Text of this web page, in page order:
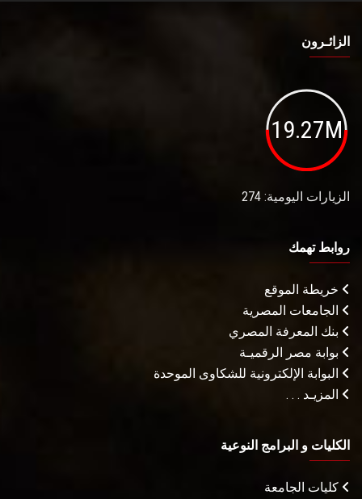
الزائـرون
19.27M
الزيارات اليومية: 274
روابط تهمك
خريطة الموقع
الجامعات المصرية
بنك المعرفة المصري
بوابة مصر الرقميـة
البوابة الإلكترونية للشكاوى الموحدة
المزيـد . . .
الكليات و البرامج النوعية
كليات الجامعة